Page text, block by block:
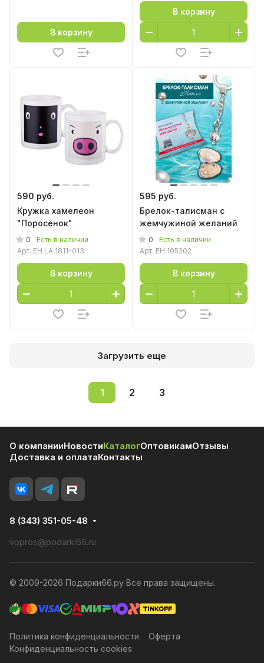
В корзину
В корзину
590 руб.
Кружка хамелеон
"Поросёнок"
0
Есть в наличии
Арт. EH LA 1811-013
В корзину
595 руб.
Брелок-талисман с
жемчужиной желаний
0
Есть в наличии
Арт. EH 105202
В корзину
Загрузить еще
1 2 3
О компанииНовостиКаталогОптовикамОтзывы
Доставка и оплатаКонтакты
8 (343) 351-05-48
vopros@podarki66.ru
© 2009-2026 Подарки66.ру Все права защищены.
Политика конфиденциальности
Конфиденциальность cookies
Оферта